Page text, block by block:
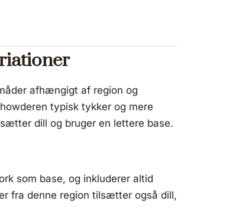
afhængigt af region og
typisk tykker og mere
dill og bruger en lettere base.
som base, og inkluderer altid
fra denne region tilsætter også dill,